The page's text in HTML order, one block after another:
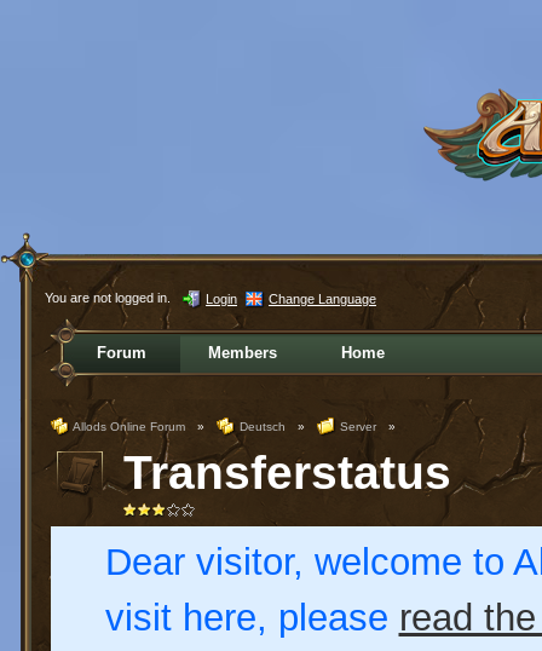
You are not logged in. Login Change Language
Forum Members Home
Allods Online Forum » Deutsch » Server »
Transferstatus
Dear visitor, welcome to
visit here, please read